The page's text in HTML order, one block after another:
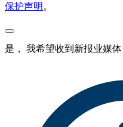
保护声明。
是， 我希望收到新报业媒体